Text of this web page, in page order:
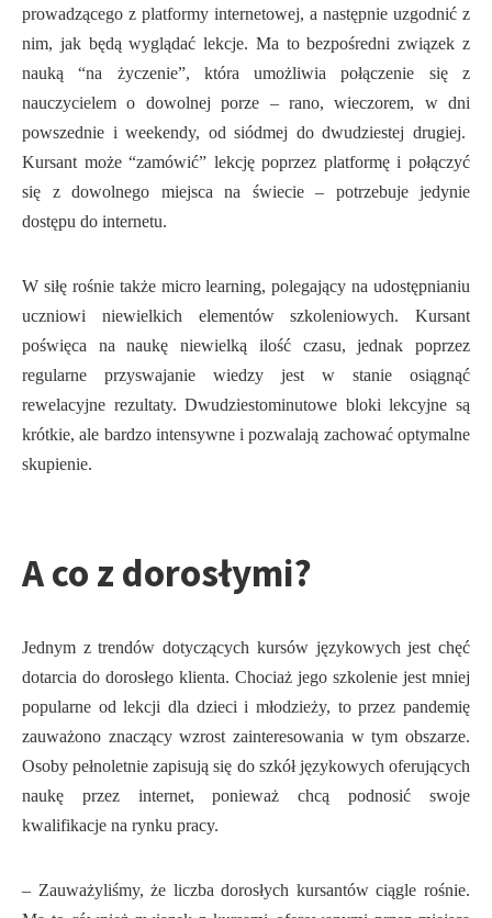
prowadzącego z platformy internetowej, a następnie uzgodnić z
nim, jak będą wyglądać lekcje. Ma to bezpośredni związek z
nauką “na życzenie”, która umożliwia połączenie się z
nauczycielem o dowolnej porze – rano, wieczorem, w dni
powszednie i weekendy, od siódmej do dwudziestej drugiej.
Kursant może “zamówić” lekcję poprzez platformę i połączyć
się z dowolnego miejsca na świecie – potrzebuje jedynie
dostępu do internetu.
W siłę rośnie także micro learning, polegający na udostępnianiu
uczniowi niewielkich elementów szkoleniowych. Kursant
poświęca na naukę niewielką ilość czasu, jednak poprzez
regularne przyswajanie wiedzy jest w stanie osiągnąć
rewelacyjne rezultaty. Dwudziestominutowe bloki lekcyjne są
krótkie, ale bardzo intensywne i pozwalają zachować optymalne
skupienie.
A co z dorosłymi?
Jednym z trendów dotyczących kursów językowych jest chęć
dotarcia do dorosłego klienta. Chociaż jego szkolenie jest mniej
popularne od lekcji dla dzieci i młodzieży, to przez pandemię
zauważono znaczący wzrost zainteresowania w tym obszarze.
Osoby pełnoletnie zapisują się do szkół językowych oferujących
naukę przez internet, ponieważ chcą podnosić swoje
kwalifikacje na rynku pracy.
– Zauważyliśmy, że liczba dorosłych kursantów ciągle rośnie.